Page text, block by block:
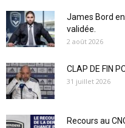
James Bord
validée.
2 août 2026
CLAP DE FIN
31 juillet 2026
Recours au